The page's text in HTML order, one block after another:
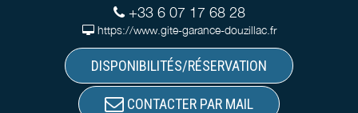
+33 6 07 17 68 28
https://www.gite-garance-douzillac.fr
DISPONIBILITÉS/RÉSERVATION
CONTACTER PAR MAIL